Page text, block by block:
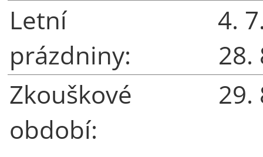
Letní
prázdniny:
4.
28.
Zkouškové
období:
29.